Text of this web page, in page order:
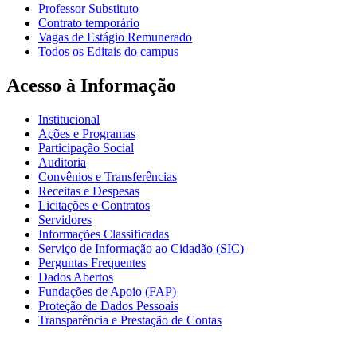
Professor Substituto
Contrato temporário
Vagas de Estágio Remunerado
Todos os Editais do campus
Acesso à Informação
Institucional
Ações e Programas
Participação Social
Auditoria
Convênios e Transferências
Receitas e Despesas
Licitações e Contratos
Servidores
Informações Classificadas
Serviço de Informação ao Cidadão (SIC)
Perguntas Frequentes
Dados Abertos
Fundações de Apoio (FAP)
Proteção de Dados Pessoais
Transparência e Prestação de Contas